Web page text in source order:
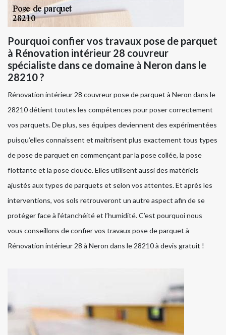
Pourquoi confier vos travaux pose de parquet
à Rénovation intérieur 28 couvreur
spécialiste dans ce domaine à Neron dans le
28210 ?
Rénovation intérieur 28 couvreur pose de parquet à Neron dans le
28210 détient toutes les compétences pour poser correctement
vos parquets. De plus, ses équipes deviennent des expérimentées
puisqu’elles connaissent et maitrisent plus exactement tous types
de pose de parquet en commençant par la pose collée, la pose
flottante et la pose clouée. Elles utilisent aussi des matériels
ajustés aux types de parquets et selon vos attentes. Et après les
interventions, vos sols retrouveront un autre aspect afin de se
protéger face à l’étanchéité et l’humidité. C’est pourquoi nous
vous conseillons de confier vos travaux pose de parquet à
Rénovation intérieur 28 à Neron dans le 28210 à devis gratuit !